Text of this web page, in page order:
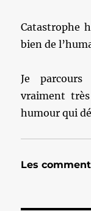
Catastrophe
bien de
Je
vraiment
humour qui
Les